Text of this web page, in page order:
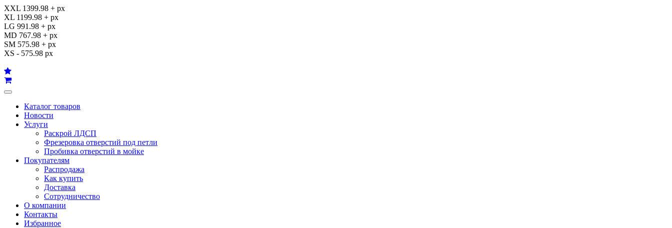
XXL 1399.98 + px
XL 1199.98 + px
LG 991.98 + px
MD 767.98 + px
SM 575.98 + px
XS - 575.98 px
Каталог товаров
Новости
Услуги
Раскрой ЛДСП
Фрезеровка отверстий под петли
Пробивка отверстий в мойке
Покупателям
Распродажа
Как купить
Доставка
Сотрудничество
О компании
Контакты
Избранное